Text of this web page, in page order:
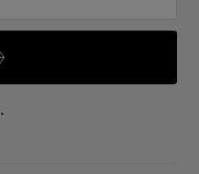
.